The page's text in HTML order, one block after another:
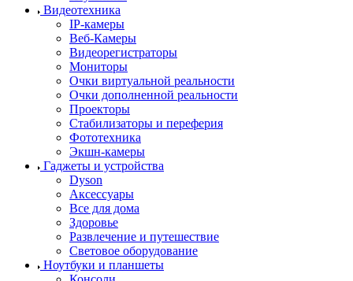
Видеотехника
IP-камеры
Веб-Камеры
Видеорегистраторы
Мониторы
Очки виртуальной реальности
Очки дополненной реальности
Проекторы
Стабилизаторы и переферия
Фототехника
Экшн-камеры
Гаджеты и устройства
Dyson
Аксессуары
Все для дома
Здоровье
Развлечение и путешествие
Световое оборудование
Ноутбуки и планшеты